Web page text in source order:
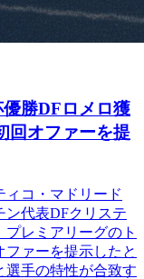
勝DFロメロ獲
回オファーを提
ィコ・マドリード
ン代表DFクリステ
レミアリーグのト
ファーを提示したと
選手の特性が合致す